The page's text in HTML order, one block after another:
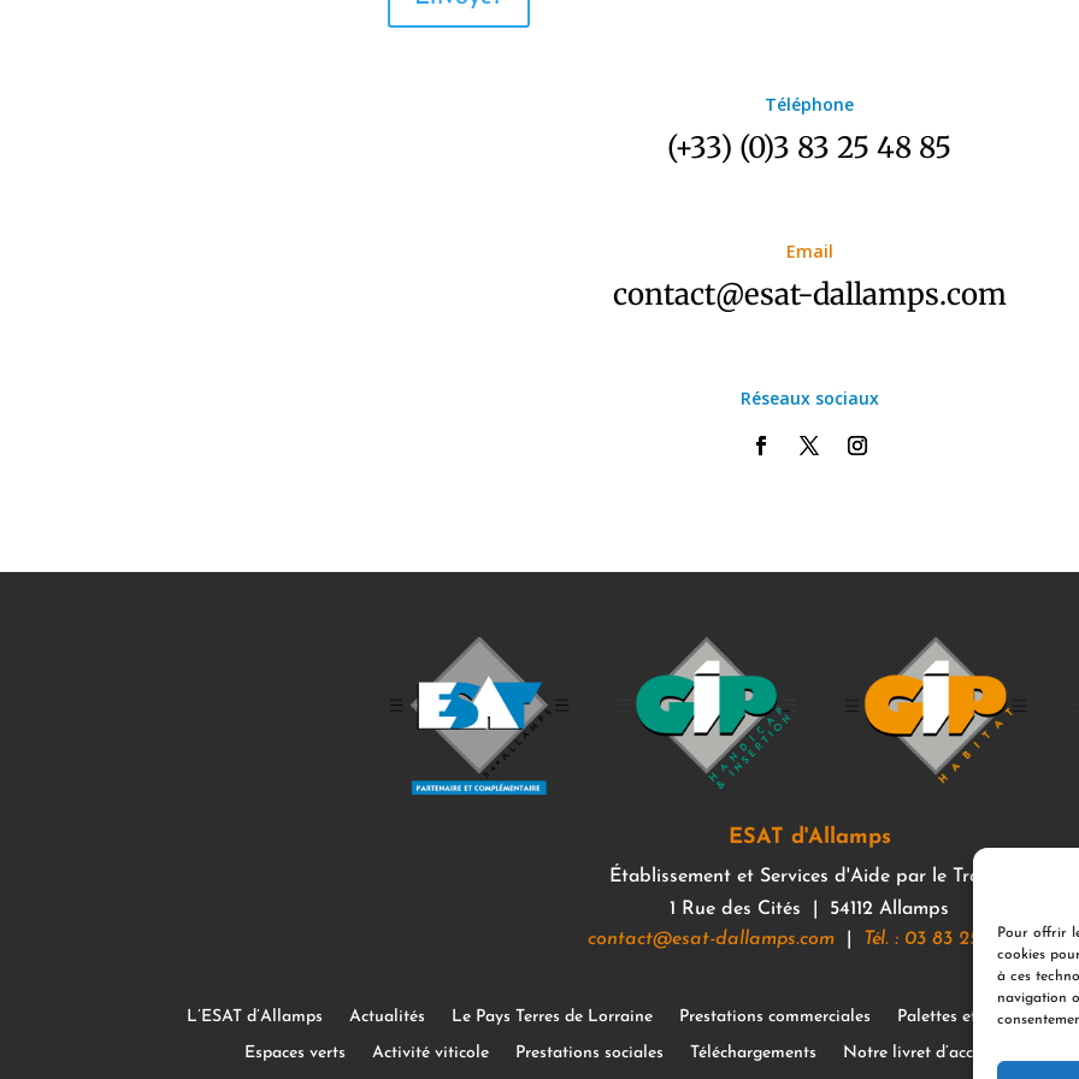
Pour offrir
cookies
à ces
navigation
Téléphone
(+33) (0)3 83 25 48 85
Email
contact@esat-dallamps.com
Réseaux sociaux
ESAT d'Allamps
Établissement et Services d'Aide par le Travail
1 Rue des Cités | 54112 Allamps
contact@esat-dallamps.com
Tél. : 03 83 25 48 85
L’ESAT d’Allamps Actualités Le Pays Terres de Lorraine Prestations commerciales Palettes et caisserie
Espaces verts
Activité viticole Prestations sociales Téléchargements Notre livret d’accueil